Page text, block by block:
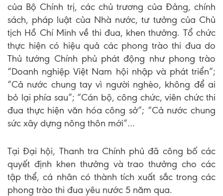
của Bộ Chính trị, các chủ trương của Đảng, chính
sách, pháp luật của Nhà nước, tư tưởng của Chủ
tịch Hồ Chí Minh về thi đua, khen thưởng. Tổ chức
thực hiện có hiệu quả các phong trào thi đua do
Thủ tướng Chính phủ phát động như phong trào
“Doanh nghiệp Việt Nam hội nhập và phát triển”;
“Cả nước chung tay vì người nghèo, không để ai
bỏ lại phía sau”; “Cán bộ, công chức, viên chức thi
đua thực hiện văn hóa công sở”; “Cả nước chung
sức xây dựng nông thôn mới”…
Tại Đại hội, Thanh tra Chính phủ đã công bố các
quyết định khen thưởng và trao thưởng cho các
tập thể, cá nhân có thành tích xuất sắc trong các
phong trào thi đua yêu nước 5 năm qua.